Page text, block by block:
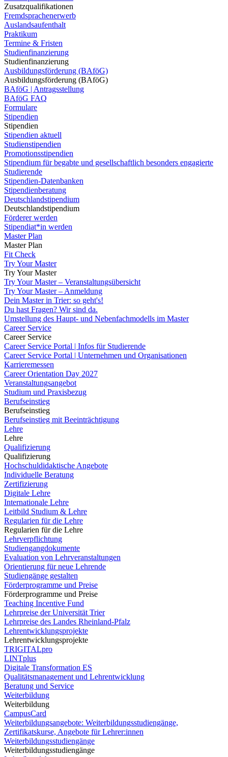
Zusatzqualifikationen
Fremdsprachenerwerb
Auslandsaufenthalt
Praktikum
Termine & Fristen
Studienfinanzierung
Studienfinanzierung
Ausbildungsförderung (BAföG)
Ausbildungsförderung (BAföG)
BAföG | Antragsstellung
BAföG FAQ
Formulare
Stipendien
Stipendien
Stipendien aktuell
Studienstipendien
Promotionsstipendien
Stipendium für begabte und gesellschaftlich besonders engagierte
Studierende
Stipendien-Datenbanken
Stipendienberatung
Deutschlandstipendium
Deutschlandstipendium
Förderer werden
Stipendiat*in werden
Master Plan
Master Plan
Fit Check
Try Your Master
Try Your Master
Try Your Master – Veranstaltungsübersicht
Try Your Master – Anmeldung
Dein Master in Trier: so geht's!
Du hast Fragen? Wir sind da.
Umstellung des Haupt- und Nebenfachmodells im Master
Career Service
Career Service
Career Service Portal | Infos für Studierende
Career Service Portal | Unternehmen und Organisationen
Karrieremessen
Career Orientation Day 2027
Veranstaltungsangebot
Studium und Praxisbezug
Berufseinstieg
Berufseinstieg
Berufseinstieg mit Beeinträchtigung
Lehre
Lehre
Qualifizierung
Qualifizierung
Hochschuldidaktische Angebote
Individuelle Beratung
Zertifizierung
Digitale Lehre
Internationale Lehre
Leitbild Studium & Lehre
Regularien für die Lehre
Regularien für die Lehre
Lehrverpflichtung
Studiengangdokumente
Evaluation von Lehrveranstaltungen
Orientierung für neue Lehrende
Studiengänge gestalten
Förderprogramme und Preise
Förderprogramme und Preise
Teaching Incentive Fund
Lehrpreise der Universität Trier
Lehrpreise des Landes Rheinland-Pfalz
Lehrentwicklungsprojekte
Lehrentwicklungsprojekte
TRIGITALpro
LINTplus
Digitale Transformation ES
Qualitätsmanagement und Lehrentwicklung
Beratung und Service
Weiterbildung
Weiterbildung
CampusCard
Weiterbildungsangebote: Weiterbildungsstudiengänge,
Zertifikatskurse, Angebote für Lehrer:innen
Weiterbildungsstudiengänge
Weiterbildungsstudiengänge